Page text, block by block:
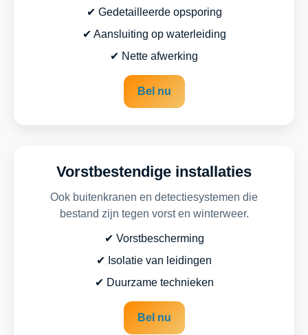
✔ Gedetailleerde opsporing
✔ Aansluiting op waterleiding
✔ Nette afwerking
Bel nu
Vorstbestendige installaties
Ook buitenkranen en detectiesystemen die
bestand zijn tegen vorst en winterweer.
✔ Vorstbescherming
✔ Isolatie van leidingen
✔ Duurzame technieken
Bel nu